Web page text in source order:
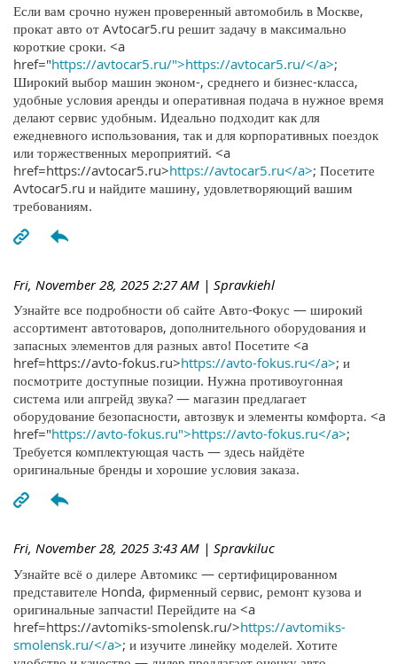
Если вам срочно нужен проверенный автомобиль в Москве,
прокат авто от Avtocar5.ru решит задачу в максимально
короткие сроки. <a
href="https://avtocar5.ru/">https://avtocar5.ru/</a>;
Широкий выбор машин эконом-, среднего и бизнес-класса,
удобные условия аренды и оперативная подача в нужное время
делают сервис удобным. Идеально подходит как для
ежедневного использования, так и для корпоративных поездок
или торжественных мероприятий. <a
href=https://avtocar5.ru>https://avtocar5.ru</a>; Посетите
Avtocar5.ru и найдите машину, удовлетворяющий вашим
требованиям.
Fri, November 28, 2025 2:27 AM | Spravkiehl
Узнайте все подробности об сайте Авто-Фокус — широкий
ассортимент автотоваров, дополнительного оборудования и
запасных элементов для разных авто! Посетите <a
href=https://avto-fokus.ru>https://avto-fokus.ru</a>; и
посмотрите доступные позиции. Нужна противоугонная
система или апгрейд звука? — магазин предлагает
оборудование безопасности, автозвук и элементы комфорта. <a
href="https://avto-fokus.ru">https://avto-fokus.ru</a>;
Требуется комплектующая часть — здесь найдёте
оригинальные бренды и хорошие условия заказа.
Fri, November 28, 2025 3:43 AM | Spravkiluc
Узнайте всё о дилере Автомикс — сертифицированном
представителе Honda, фирменный сервис, ремонт кузова и
оригинальные запчасти! Перейдите на <a
href=https://avtomiks-smolensk.ru/>https://avtomiks-
smolensk.ru/</a>; и изучите линейку моделей. Хотите